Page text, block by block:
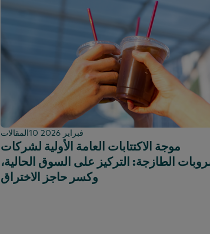
المقالات 10 فبراير 2026
موجة الاكتتابات العامة الأولية لشركات
الطازجة: التركيز على السوق الحالية،
وكسر حاجز الاختراق